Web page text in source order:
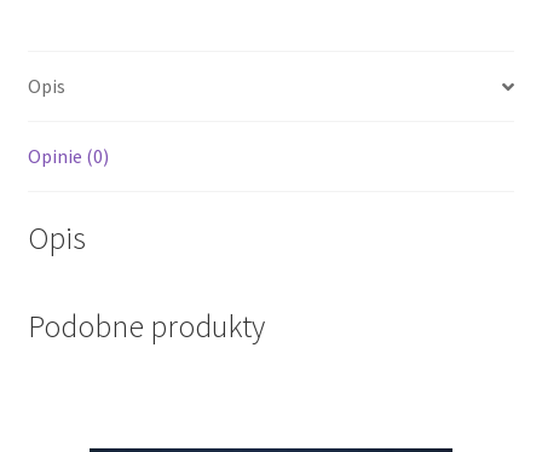
Opis
Opinie (0)
Opis
Podobne produkty